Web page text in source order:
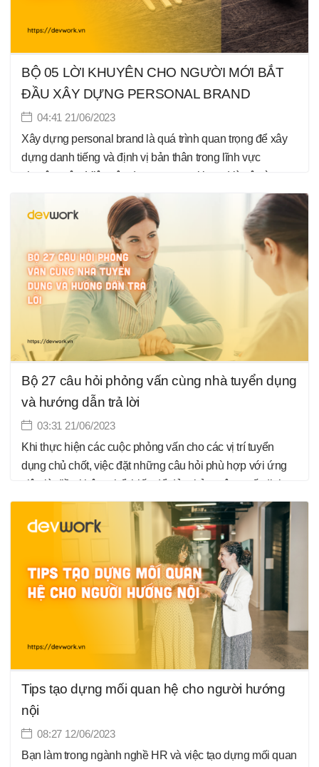
BỘ 05 LỜI KHUYÊN CHO NGƯỜI MỚI BẮT
ĐẦU XÂY DỰNG PERSONAL BRAND
04:41 21/06/2023
Xây dựng personal brand là quá trình quan trọng để xây
dựng danh tiếng và định vị bản thân trong lĩnh vực
chuyên môn. Việc xây dựng personal brand là vô cùng
quan trọng. Bởi lẽ nó mang lại rất nhiều lợi ích. Dưới đây
là 5 lời khuyên cho người mới bắt đầu xây dựng personal
Bộ 27 câu hỏi phỏng vấn cùng nhà tuyển dụng
và hướng dẫn trả lời
03:31 21/06/2023
Khi thực hiện các cuộc phỏng vấn cho các vị trí tuyển
dụng chủ chốt, việc đặt những câu hỏi phù hợp với ứng
viên là điều không thể thiếu để đảm bảo một quyết định
tuyển dụng sáng suốt. Bởi các câu hỏi phỏng vấn là một
trong những chiến lược quan trọng để tìm ra các ứng viên
tiềm năng. 27 câu hỏi sau đây sẽ giúp nhà tuyển dụng
hiểu rõ hơn về một ứng viên trước khi đưa ra quyết định
nhận họ vào làm việc tại công ty.
Tips tạo dựng mối quan hệ cho người hướng
nội
08:27 12/06/2023
Bạn làm trong ngành nghề HR và việc tạo dựng mối quan